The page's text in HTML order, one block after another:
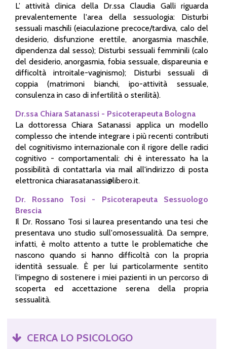
L’ attività clinica della Dr.ssa Claudia Galli riguarda
prevalentemente l'area della sessuologia: Disturbi
sessuali maschili (eiaculazione precoce/tardiva, calo del
desiderio, disfunzione erettile, anorgasmia maschile,
dipendenza dal sesso); Disturbi sessuali femminili (calo
del desiderio, anorgasmia, fobia sessuale, dispareunia e
difficoltà introitale-vaginismo); Disturbi sessuali di
coppia (matrimoni bianchi, ipo-attività sessuale,
consulenza in caso di infertilità o sterilità).
Dr.ssa Chiara Satanassi - Psicoterapeuta Bologna
La dottoressa Chiara Satanassi applica un modello
complesso che intende integrare i più recenti contributi
del cognitivismo internazionale con il rigore delle radici
cognitivo - comportamentali: chi è interessato ha la
possibilità di contattarla via mail all'indirizzo di posta
elettronica chiarasatanassi@libero.it.
Dr. Rossano Tosi - Psicoterapeuta Sessuologo
Brescia
Il Dr. Rossano Tosi si laurea presentando una tesi che
presentava uno studio sull'omosessualità. Da sempre,
infatti, è molto attento a tutte le problematiche che
nascono quando si hanno difficoltà con la propria
identità sessuale. È per lui particolarmente sentito
l'impegno di sostenere i miei pazienti in un percorso di
scoperta ed accettazione serena della propria
sessualità.
CERCA LO PSICOLOGO